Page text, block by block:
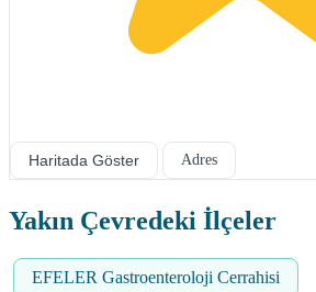
Haritada Göster Adres
Yakın Çevredeki İlçeler
EFELER Gastroenteroloji Cerrahisi